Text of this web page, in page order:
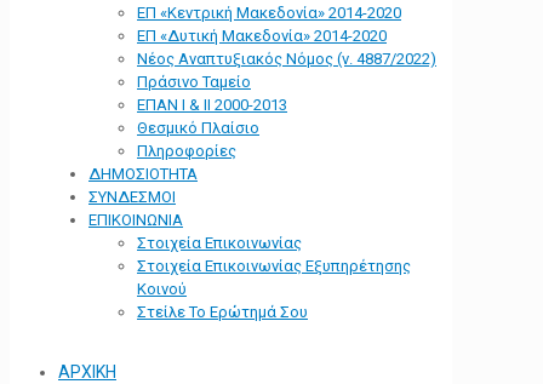
ΕΠ «Kεντρική Μακεδονία» 2014-2020
ΕΠ «Δυτική Μακεδονία» 2014-2020
Νέος Αναπτυξιακός Νόμος (ν. 4887/2022)
Πράσινο Ταμείο
ΕΠΑΝ Ι & ΙΙ 2000-2013
Θεσμικό Πλαίσιο
Πληροφορίες
ΔΗΜΟΣΙΟΤΗΤΑ
ΣΥΝΔΕΣΜΟΙ
ΕΠΙΚΟΙΝΩΝΙΑ
Στοιχεία Επικοινωνίας
Στοιχεία Επικοινωνίας Εξυπηρέτησης
Κοινού
Στείλε Το Ερώτημά Σου
ΑΡΧΙΚΗ